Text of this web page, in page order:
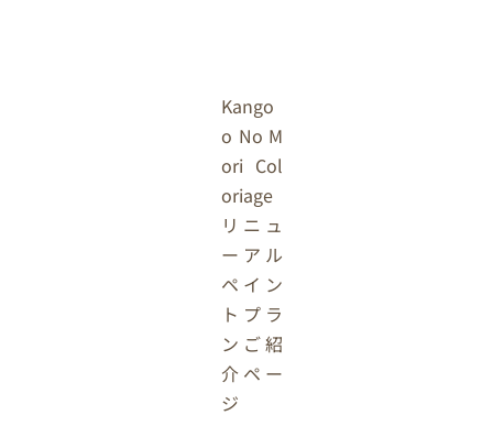
Kango
o No M
ori Col
oriage
リニュ
ーアル
ペイン
トプラ
ンご紹
介ペー
ジ